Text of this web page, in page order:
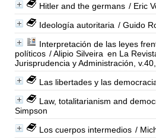
Hitler and the germans / Eric
Ideología autoritaria / Guido
Interpretación de las leyes
políticos / Alipio Silveira en La
Jurisprudencia y Administración,
Las libertades y las
Law, totalitarianism and
Simpson
Los cuerpos intermedios /